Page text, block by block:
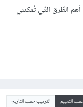
الطّرق التّي تُمكنني
التقييم الترتيب حسب التاريخ